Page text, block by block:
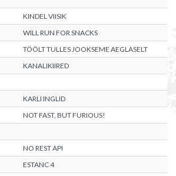
KINDEL VIISIK
WILL RUN FOR SNACKS
TÖÖLT TULLES JOOKSEME AEGLASELT
KANALIKIIRED
KARLI INGLID
NOT FAST, BUT FURIOUS!
NO REST API
ESTANC 4